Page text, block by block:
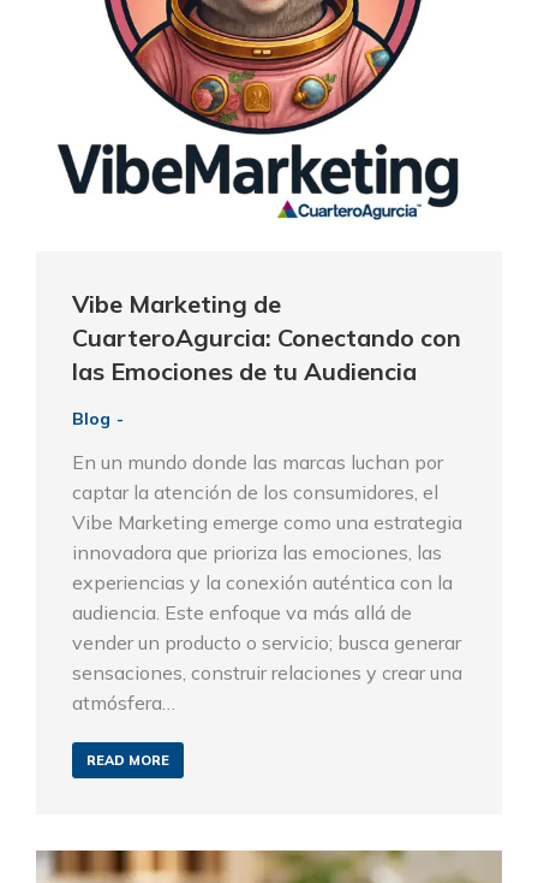
Vibe Marketing de
CuarteroAgurcia: Conectando con
las Emociones de tu Audiencia
Blog
En un mundo donde las marcas luchan por
captar la atención de los consumidores, el
Vibe Marketing emerge como una estrategia
innovadora que prioriza las emociones, las
experiencias y la conexión auténtica con la
audiencia. Este enfoque va más allá de
vender un producto o servicio; busca generar
sensaciones, construir relaciones y crear una
atmósfera…
READ MORE